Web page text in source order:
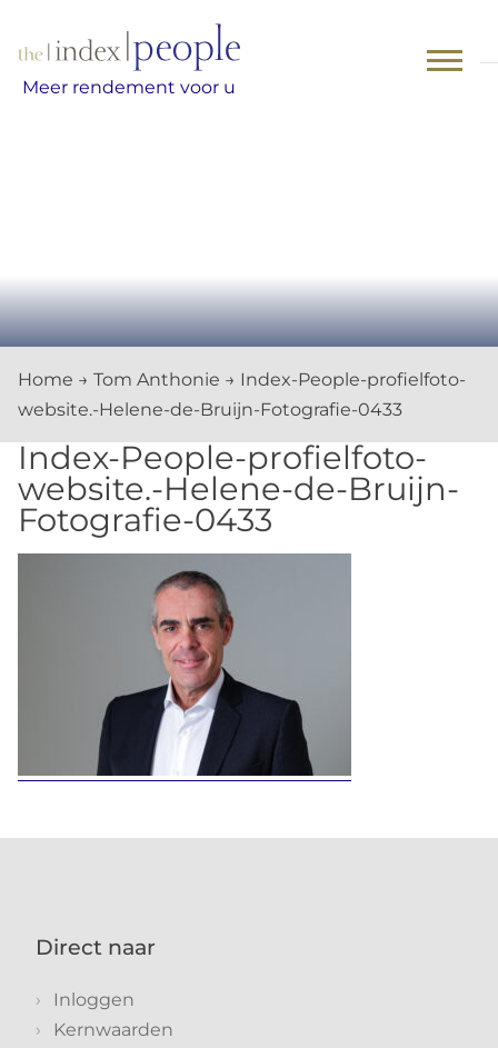
Meer rendement voor u
Home → Tom Anthonie → Index-People-profielfoto-
website.-Helene-de-Bruijn-Fotografie-0433
Index-People-profielfoto-
website.-Helene-de-Bruijn-
Fotografie-0433
Direct naar
Inloggen
Kernwaarden